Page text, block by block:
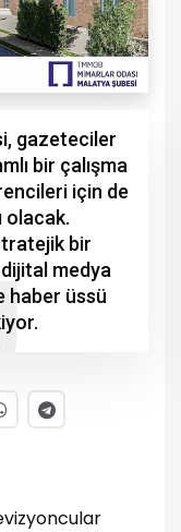
gazeteciler
bir çalışma
için de
olacak.
bir
medya
haber üssü